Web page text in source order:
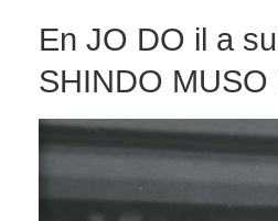
En JO DO il a
SHINDO MUSO